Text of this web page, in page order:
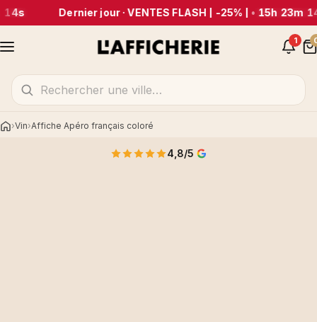
Dernier jour · VENTES FLASH | -25% | •15h 23m
1
Accueil
Vin Affiche Apéro français coloré
4,8/5